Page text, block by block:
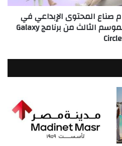
صناع المحتوى الإبداعي في
المنطقة للمشاركة في الموسم الثالث من برنامج Galaxy
Circle